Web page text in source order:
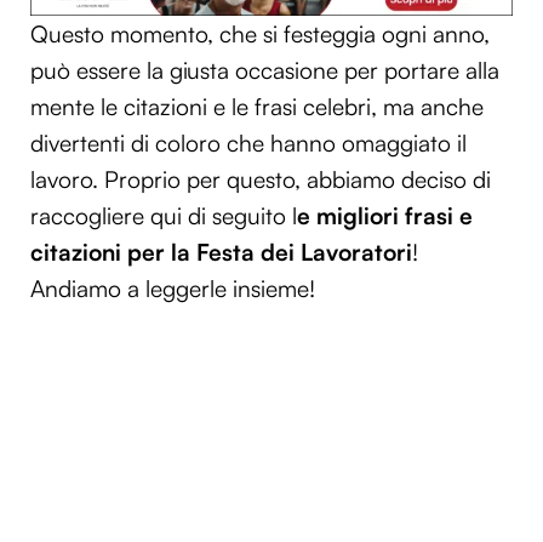
Questo momento, che si festeggia ogni anno,
può essere la giusta occasione per portare alla
mente le citazioni e le frasi celebri, ma anche
divertenti di coloro che hanno omaggiato il
lavoro. Proprio per questo, abbiamo deciso di
raccogliere qui di seguito le migliori frasi e
citazioni per la Festa dei Lavoratori!
Andiamo a leggerle insieme!